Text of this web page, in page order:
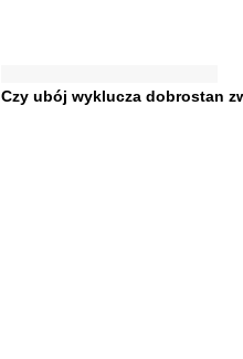
Czy ubój wyklucza dobrostan